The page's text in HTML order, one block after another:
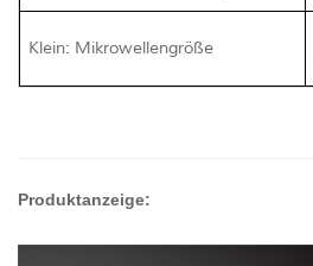
Klein: Mikrowellengröße
Produktanzeige: